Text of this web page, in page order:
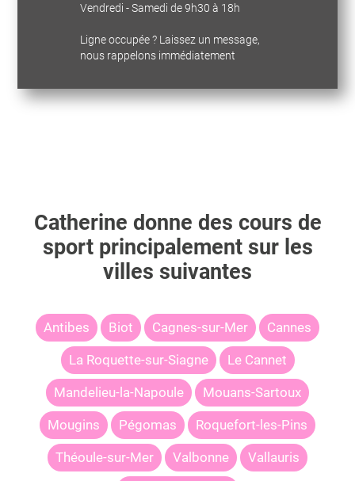
Vendredi - Samedi de 9h30 à 18h
Ligne occupée ? Laissez un message,
nous rappelons immédiatement
Catherine donne des cours de
sport principalement sur les
villes suivantes
Antibes Biot Cagnes-sur-Mer Cannes
La Roquette-sur-Siagne Le Cannet
Mandelieu-la-Napoule Mouans-Sartoux
Mougins Pégomas Roquefort-les-Pins
Théoule-sur-Mer Valbonne Vallauris